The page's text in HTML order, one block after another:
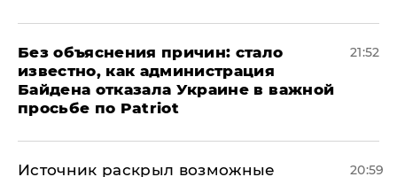
Без объяснения причин: стало
известно, как администрация
Байдена отказала Украине в важной
просьбе по Patriot
21:52
​Источник раскрыл возможные
20:59